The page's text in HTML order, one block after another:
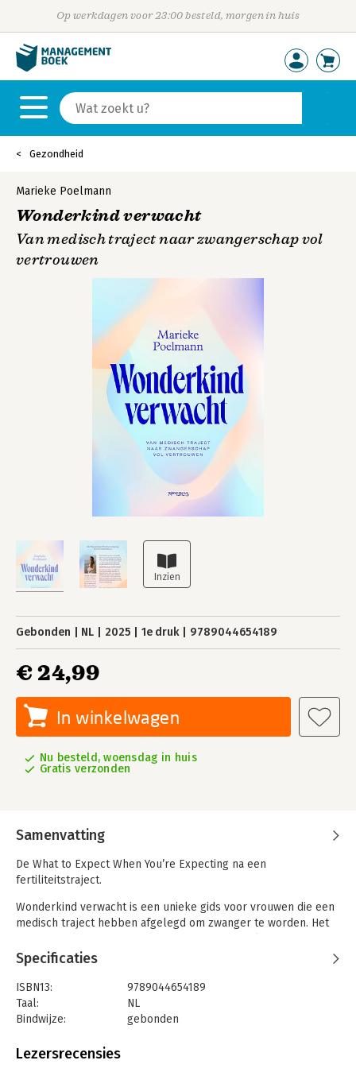
Op werkdagen voor 23:00 besteld, morgen in huis
Gezondheid
Marieke Poelmann
Wonderkind verwacht
Van medisch traject naar zwangerschap vol
vertrouwen
Gebonden NL 2025 1e druk 9789044654189
€ 24,99
In winkelwagen
Nu besteld, woensdag in huis
Gratis verzonden
Samenvatting
De What to Expect When You’re Expecting na een
fertiliteitstraject.
Wonderkind verwacht is een unieke gids voor vrouwen die een
medisch traject hebben afgelegd om zwanger te worden. Het
speciale aandacht voor specifieke uitdagingen na een
fertiliteitstraject. Marieke Poelmann gaat in gesprek met
diverse experts: van embryoloog en miskraamdeskundige tot
lotgenoten met ieder een eigen medische route met ovulatie-
inductie, iui, ivf, icsi, pgt of donormateriaal. Hun ervaringen en
herkenning.
Specificaties
ISBN13:
9789044654189
Taal:
NL
Bindwijze:
gebonden
Uitgever:
Lezersrecensies